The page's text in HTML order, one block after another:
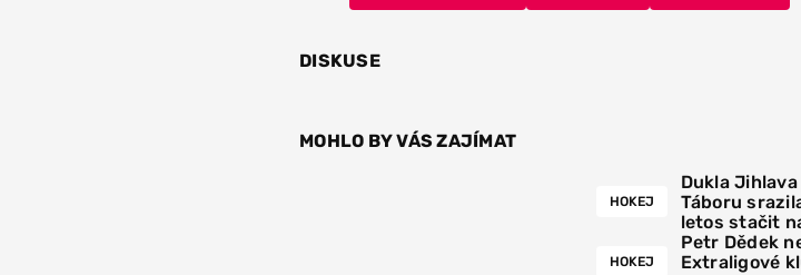
DISKUSE
MOHLO BY VÁS ZAJÍMAT
HOKEJ
Dukla
Táboru
letos stačit
HOKEJ
Petr Dědek
Extraligové